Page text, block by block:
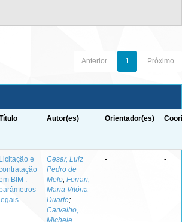
Anterior 1 Próximo
Autor(es) Orientador(es)
Licitação e
BIM :
legais
Cesar, Luiz
Pedro de
Melo; Ferrari,
Maria Vitória
Duarte;
Carvalho,
Michele
- -